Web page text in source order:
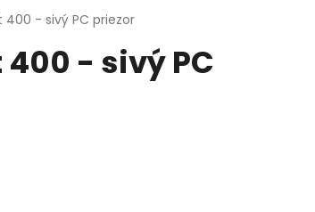
400 - sivý PC priezor
- sivý PC